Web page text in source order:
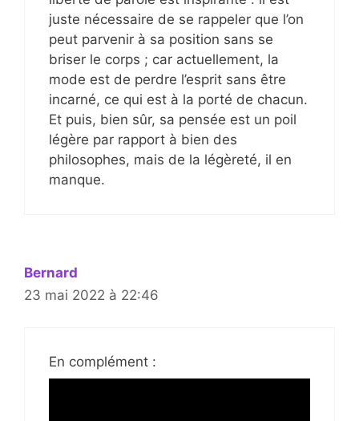
juste nécessaire de se rappeler que l’on
peut parvenir à sa position sans se
briser le corps ; car actuellement, la
mode est de perdre l’esprit sans être
incarné, ce qui est à la porté de chacun.
Et puis, bien sûr, sa pensée est un poil
légère par rapport à bien des
philosophes, mais de la légèreté, il en
manque.
Bernard
23 mai 2022 à 22:46
En complément :